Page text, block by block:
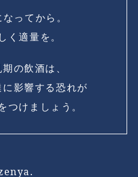
ってから。
く適量を。
の飲酒は、
影響する恐れが
つけましょう。